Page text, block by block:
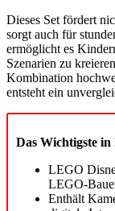
Dieses Set fördert
sorgt auch für
ermöglicht es
Szenarien zu
Kombination
entsteht ein
Das Wichtigste in
LEGO
LEGO-
Enthält